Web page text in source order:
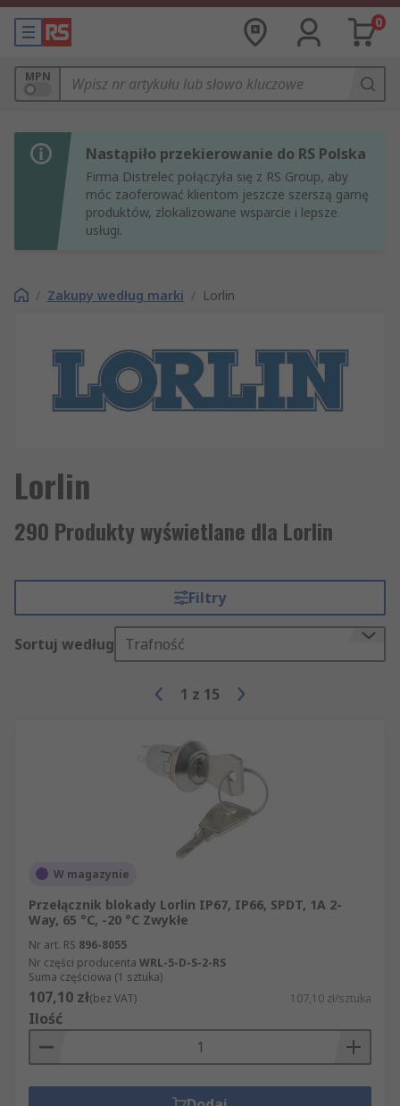
0
MPN
Nastąpiło przekierowanie do RS Polska
Firma Distrelec połączyła się z RS Group, aby
móc zaoferować klientom jeszcze szerszą gamę
produktów, zlokalizowane wsparcie i lepsze
usługi.
/ Zakupy według marki / Lorlin
Lorlin
290 Produkty wyświetlane dla Lorlin
Filtry
Sortuj według Trafność
1 z 15
W magazynie
Przełącznik blokady Lorlin IP67, IP66, SPDT, 1A 2-
Way, 65 °C, -20 °C Zwykłe
Nr art. RS 896-8055
Nr części producenta WRL-5-D-S-2-RS
Suma częściowa (1 sztuka)
107,10 zł(bez VAT) 107,10 zł/sztuka
Ilość